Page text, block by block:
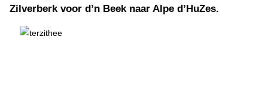
Zilverberk voor d’n Beek naar Alpe d’HuZes.